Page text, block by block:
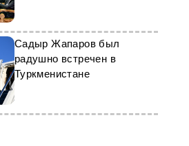
парламентариев
Садыр Жапаров был
радушно встречен в
Туркменистане